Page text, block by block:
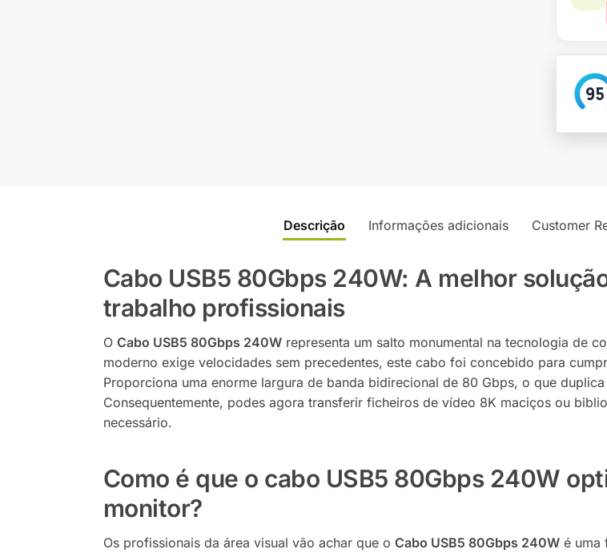
v
Descrição Informações adicionais Customer
Cabo USB5 80Gbps 240W: A melhor
trabalho profissionais
O Cabo USB5 80Gbps 240Wrepresenta um salto monumental na tecnologia de
moderno exige velocidades sem precedentes, este cabo foi concebido para
Proporciona uma enorme largura de banda bidirecional de 80 Gbps, o que
Consequentemente, podes agora transferir ficheiros de vídeo 8K maciços ou
necessário.
Como é que o cabo USB5 80Gbps 240W
monitor?
Os profissionais da área visual vão achar que o Cabo USB5 80Gbps 240Wé uma